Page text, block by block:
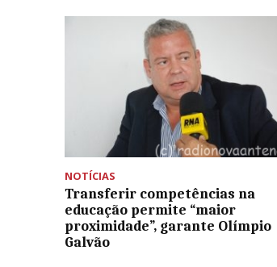
NOTÍCIAS
Transferir competências na
educação permite “maior
proximidade”, garante Olímpio
Galvão